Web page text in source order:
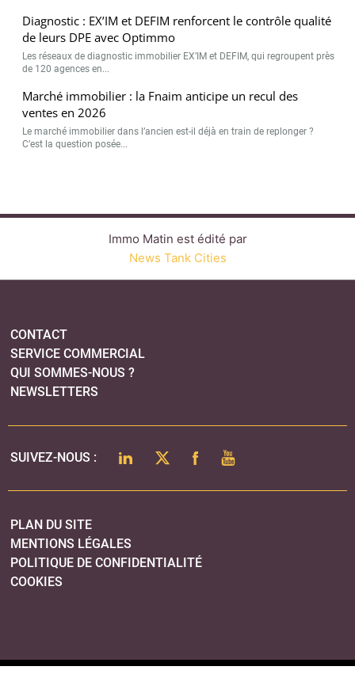
Diagnostic : EX’IM et DEFIM renforcent le contrôle qualité
de leurs DPE avec Optimmo
Les réseaux de diagnostic immobilier EX’IM et DEFIM, qui regroupent près
de 120 agences en...
Marché immobilier : la Fnaim anticipe un recul des
ventes en 2026
Le marché immobilier dans l’ancien est-il déjà en train de replonger ?
C’est la question posée...
Immo Matin est édité par
News Tank Cities
CONTACT
SERVICE COMMERCIAL
QUI SOMMES-NOUS ?
NEWSLETTERS
SUIVEZ-NOUS : LINKEDINTWITTERFACEBOOK
YOUTUBE
PLAN DU SITE
MENTIONS LÉGALES
POLITIQUE DE CONFIDENTIALITÉ
COOKIES